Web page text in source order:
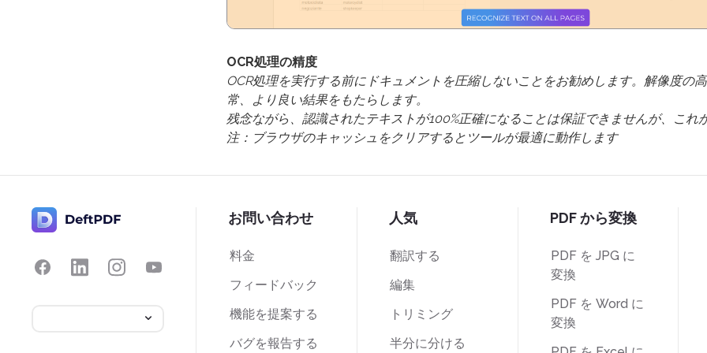
OCR処理の精度
OCR処理を実行する前にドキュメントを圧縮しないことをお勧めします。解像度の
常、より良い結果をもたらします。
残念ながら、認識されたテキストが100%正確になることは保証できませんが、これ
注：ブラウザのキャッシュをクリアするとツールが最適に動作します
お問い合わせ
料金
フィードバック
機能を提案する
バグを報告する
人気
翻訳する
編集
トリミング
半分に分ける
PDF から変換
PDF を JPG に
変換
PDF を Word に
変換